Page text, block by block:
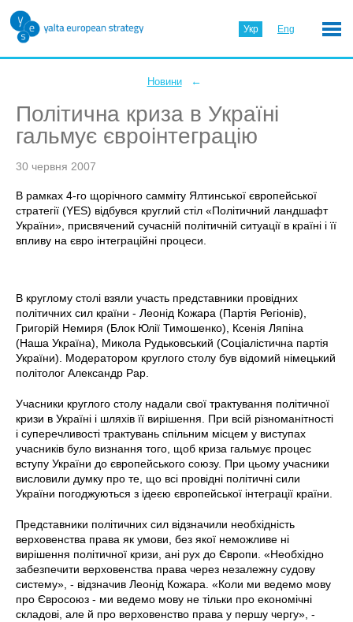
Укр Eng
Новини ←
Політична криза в Україні
гальмує євроінтеграцію
30 червня 2007
В рамках 4-го щорічного самміту Ялтинської європейської
стратегії (YES) відбувся круглий стіл «Політичний ландшафт
України», присвячений сучасній політичній ситуації в країні і її
впливу на євро інтеграційні процеси.
В круглому столі взяли участь представники провідних
політичних сил країни - Леонід Кожара (Партія Регіонів),
Григорій Немиря (Блок Юлії Тимошенко), Ксенія Ляпіна
(Наша Україна), Микола Рудьковський (Соціалістична партія
України). Модератором круглого столу був відомий німецький
політолог Александр Рар.
Учасники круглого столу надали свої трактування політичної
кризи в Україні і шляхів її вирішення. При всій різноманітності
і суперечливості трактувань спільним місцем у виступах
учасників було визнання того, щоб криза гальмує процес
вступу України до європейського союзу. При цьому учасники
висловили думку про те, що всі провідні політичні сили
України погоджуються з ідеєю європейської інтеграції країни.
Представники політичних сил відзначили необхідність
верховенства права як умови, без якої неможливе ні
вирішення політичної кризи, ані рух до Європи. «Необхідно
забезпечити верховенства права через незалежну судову
систему», - відзначив Леонід Кожара. «Коли ми ведемо мову
про Євросоюз - ми ведемо мову не тільки про економічні
складові, але й про верховенство права у першу чергу», -